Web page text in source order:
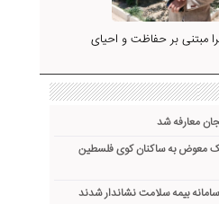
مبتنی بر حفاظت و احیای
معارفه شد
معوض به ساکنان کوی فلسطین